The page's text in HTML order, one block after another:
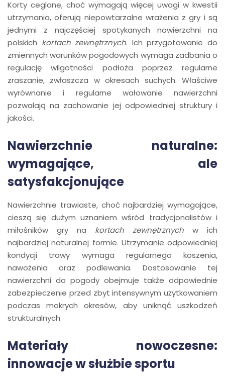
Korty ceglane, choć wymagają więcej uwagi w kwestii
utrzymania, oferują niepowtarzalne wrażenia z gry i są
jednymi z najczęściej spotykanych nawierzchni na
polskich kortach zewnętrznych. Ich przygotowanie do
zmiennych warunków pogodowych wymaga zadbania o
regulację wilgotności podłoża poprzez regularne
zraszanie, zwłaszcza w okresach suchych. Właściwe
wyrównanie i regularne wałowanie nawierzchni
pozwalają na zachowanie jej odpowiedniej struktury i
jakości.
Nawierzchnie naturalne:
wymagające, ale
satysfakcjonujące
Nawierzchnie trawiaste, choć najbardziej wymagające,
cieszą się dużym uznaniem wśród tradycjonalistów i
miłośników gry na kortach zewnętrznych w ich
najbardziej naturalnej formie. Utrzymanie odpowiedniej
kondycji trawy wymaga regularnego koszenia,
nawożenia oraz podlewania. Dostosowanie tej
nawierzchni do pogody obejmuje także odpowiednie
zabezpieczenie przed zbyt intensywnym użytkowaniem
podczas mokrych okresów, aby uniknąć uszkodzeń
strukturalnych.
Materiały nowoczesne:
innowacje w służbie sportu